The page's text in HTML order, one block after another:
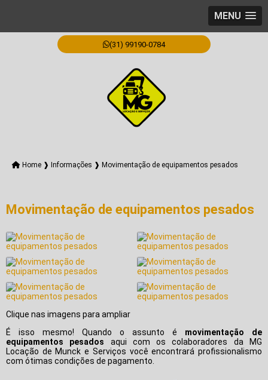
MENU
(31) 99190-0784
Home ❱ Informações ❱ Movimentação de equipamentos pesados
Movimentação de equipamentos pesados
Clique nas imagens para ampliar
É isso mesmo! Quando o assunto é movimentação de
equipamentos pesados aqui com os colaboradores da MG
Locação de Munck e Serviços você encontrará profissionalismo
com ótimas condições de pagamento.